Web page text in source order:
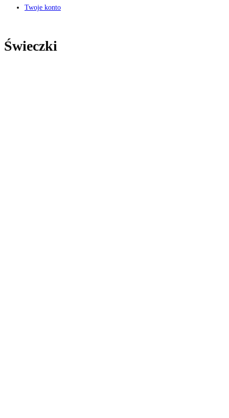
Twoje konto
Świeczki